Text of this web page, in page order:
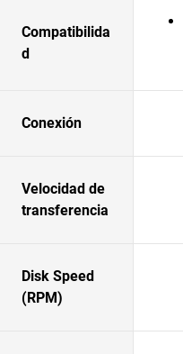
Compatibilida
d
Conexión
Velocidad de
transferencia
Disk Speed
(RPM)